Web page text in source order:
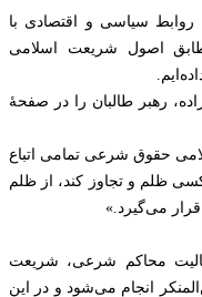
روابط سیاسی و اقتصادی با
اصول شریعت اسلامی
رهبر طالبان را در صفحۀ
حقوق شرعی تمامی اتباع
ظلم و تجاوز کند، از ظلم
می‌گیرد.»
محاکم شرعی، شریعت
انجام می‌شود و در این